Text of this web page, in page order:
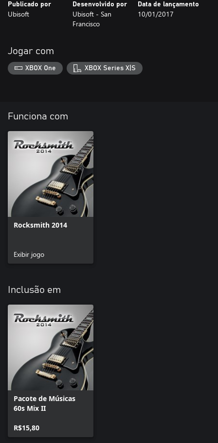
Publicado por
Ubisoft
Desenvolvido por
Ubisoft - San
Francisco
Data de lançamento
10/01/2017
Jogar com
XBOX One XBOX Series X|S
Funciona com
Rocksmith 2014
Exibir jogo
Inclusão em
Pacote de Músicas
60s Mix II
R$15,80